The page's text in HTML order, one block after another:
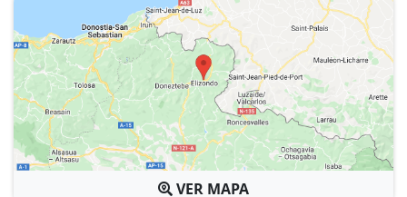
VER MAPA